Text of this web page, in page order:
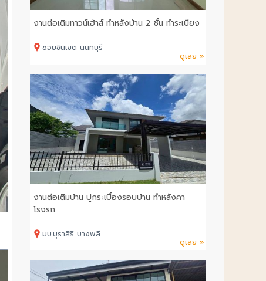
งานต่อเติมทาวน์เฮ้าส์ ทำหลังบ้าน 2 ชั้น ทำระเบียง
ซอยชินเขต นนทบุรี
ดูเลย »
งานต่อเติมบ้าน ปูกระเบื้องรอบบ้าน ทำหลังคา
โรงรถ
มบ.บุราสิริ บางพลี
ดูเลย »